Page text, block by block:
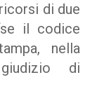
di due
il codice
nella
di